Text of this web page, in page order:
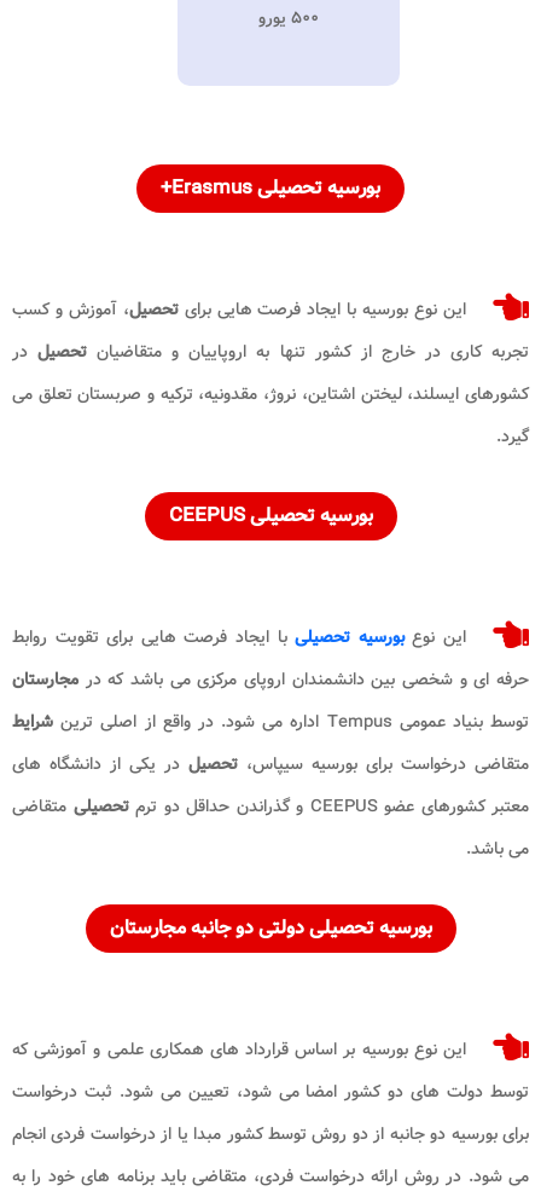
۵۰۰ یورو
بورسیهتحصیلی
این نوع بورسیه با ایجاد فرصت ‌هایی برایتحصیل، آموزش و کسب
تجربه کاری در خارج از کشور تنها به اروپاییان و متقاضیان تحصیلدر
کشورهای ایسلند، لیختن اشتاین، نروژ، مقدونیه، ترکیه و صربستان تعلق می
گیرد.
بورسیهتحصیلیCEEPUS
این نوعبورسیه تحصیلیبا ایجاد فرصت ‌هایی برای تقویت روابط
حرفه‌ ای و شخصی بین دانشمندان اروپای مرکزی می باشد که در مجارستان
توسط بنیاد عمومی Tempus اداره می شود. در واقع از اصلی ترین
شرایط
متقاضی درخواست برای بورسیه سیپاس، تحصیل در یکی از دانشگاه‌ های
معتبر کشورهای عضو CEEPUS و گذراندن حداقل دو ترم
تحصیلی متقاضی
می باشد.
بورسیهتحصیلیدولتی دو جانبهمجارستان
این نوع بورسیه بر اساس قرارداد های همکاری علمی و آموزشی که
توسط دولت ‌های دو کشور امضا می شود، تعیین می شود. ثبت درخواست
برای بورسیه دو جانبه از دو روش توسط کشور مبدا یا از درخواست فردی انجام
می شود. در روش ارائه درخواست فردی، متقاضی باید برنامه ‌های خود را به